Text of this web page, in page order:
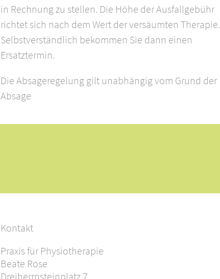
in Rechnung zu stellen. Die Höhe der Ausfallgebühr
richtet sich nach dem Wert der versäumten Therapie.
Selbstverständlich bekommen Sie dann einen
Ersatztermin.
Die Absageregelung gilt unabhängig vom Grund der
Absage
Kontakt
Praxis für Physiotherapie
Beate Rose
Dreiherrnsteinplatz 7